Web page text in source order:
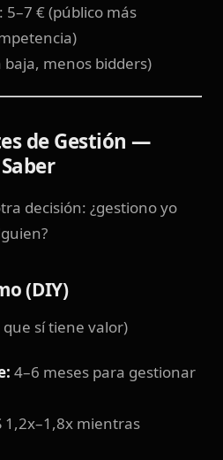
€ (público más
menos bidders)
de Gestión —
decisión: ¿gestiono yo
(DIY)
sí tiene valor)
4–6 meses para gestionar
1,2x–1,8x mientras